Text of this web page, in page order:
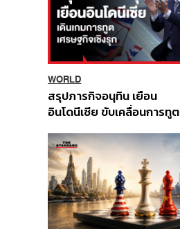
WORLD
สรุปภารกิจอนุทิน เยือน
อินโดนีเซีย ขับเคลื่อนการทูต
ส่วนยุทธศาสตร์ไทย –
อินโดนีเซีย